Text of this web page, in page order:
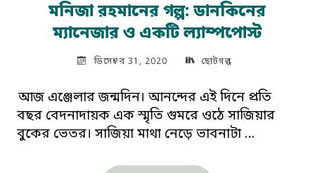
মনিজা রহমানের গল্প: ডানকিনের
ম্যানেজার ও একটি ল্যাম্পপোস্ট
ডিসেম্বর 31, 2020 ছোটগল্প
আজ এঞ্জেলার জন্মদিন। আনন্দের এই দিনে প্রতি
বছর বেদনাদায়ক এক স্মৃতি গুমরে ওঠে সাজিয়ার
বুকের ভেতর। সাজিয়া মাথা নেড়ে ভাবনাটা …